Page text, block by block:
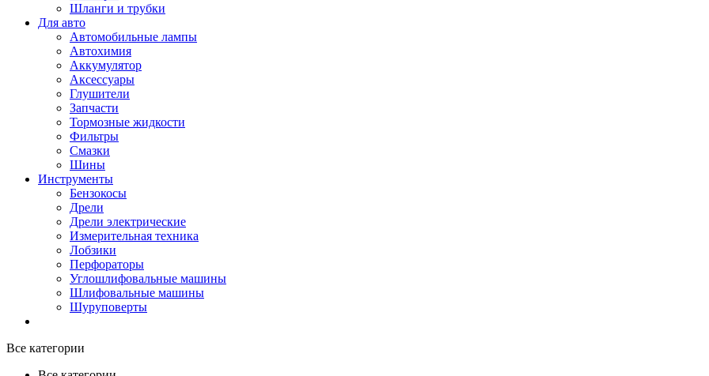
Шланги и трубки
Для авто
Автомобильные лампы
Автохимия
Аккумулятор
Аксессуары
Глушители
Запчасти
Тормозные жидкости
Фильтры
Смазки
Шины
Инструменты
Бензокосы
Дрели
Дрели электрические
Измерительная техника
Лобзики
Перфораторы
Углошлифовальные машины
Шлифовальные машины
Шуруповерты
Все категории